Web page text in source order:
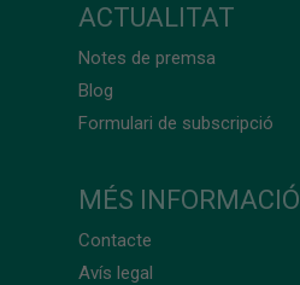
ACTUALITAT
Notes de premsa
Blog
Formulari de subscripció
MÉS INFORMACIÓ
Contacte
Avís legal